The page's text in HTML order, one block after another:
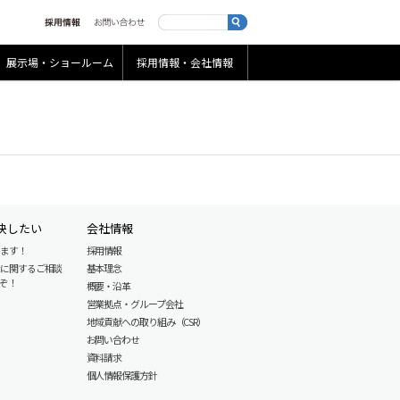
展示場・ショールーム 採用情報・会社情報
したい
す！
関するご相談
！
会社情報
採用情報
基本理念
概要・沿革
営業拠点・グループ会社
地域貢献への取り組み（CSR）
お問い合わせ
資料請求
個人情報保護方針